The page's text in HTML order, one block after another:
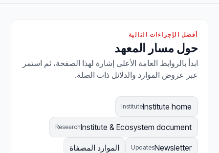
أفضل الإجراءات التالية
حول مسار المعهد
ابدأ بالروابط العامة الأعلى إشارة لهذا الصفحة، ثم استمر
عبر عروض الموارد والدلائل ذات الصلة.
Institute home
Institute
Institute & Ecosystem document
Research
Newsletter
Updates الموارد المصفاة